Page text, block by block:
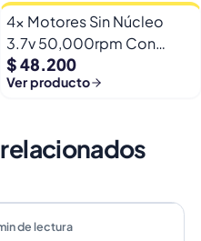
4x Motores Sin Núcleo
3.7v 50,000rpm Con
Helices Micro Fpv
$ 48.200
Ver producto
de lectura